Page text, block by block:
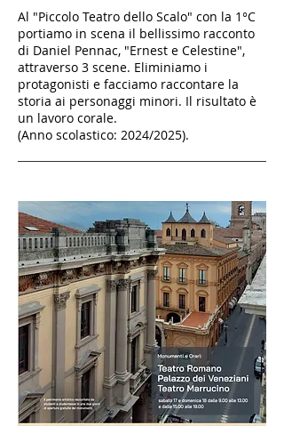
Al "Piccolo Teatro dello Scalo" con la 1°C
portiamo in scena il bellissimo racconto
di Daniel Pennac, "Ernest e Celestine",
attraverso 3 scene. Eliminiamo i
protagonisti e facciamo raccontare la
storia ai personaggi minori. Il risultato è
un lavoro corale.
(Anno scolastico: 2024/2025).